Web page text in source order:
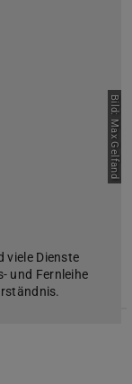
Bild: Max Gelfand
viele Dienste
und Fernleihe